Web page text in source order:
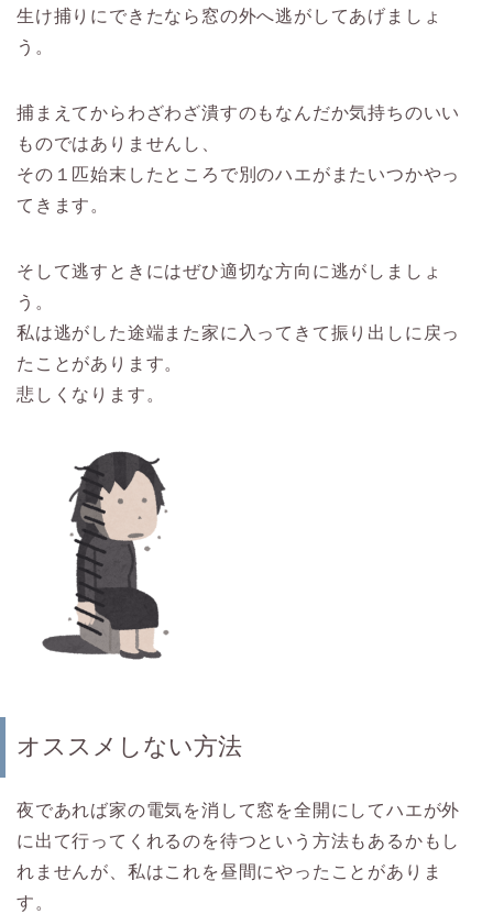
生け捕りにできたなら窓の外へ逃がしてあげましょ
う。
捕まえてからわざわざ潰すのもなんだか気持ちのいい
ものではありませんし、
その１匹始末したところで別のハエがまたいつかやっ
てきます。
そして逃すときにはぜひ適切な方向に逃がしましょ
う。
私は逃がした途端また家に入ってきて振り出しに戻っ
たことがあります。
悲しくなります。
オススメしない方法
夜であれば家の電気を消して窓を全開にしてハエが外
に出て行ってくれるのを待つという方法もあるかもし
れませんが、私はこれを昼間にやったことがありま
す。